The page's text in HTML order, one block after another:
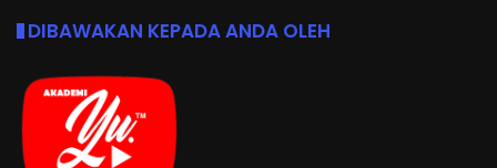
DIBAWAKAN KEPADA ANDA OLEH